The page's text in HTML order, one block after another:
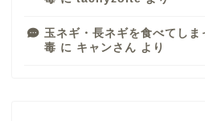
玉ネギ・長ネギを食べてし
毒 に キャンさん より